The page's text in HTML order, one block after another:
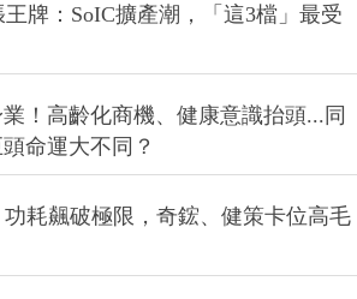
王牌：SoIC擴產潮，「這3檔」最受
！高齡化商機、健康意識抬頭...同
命運大不同？
耗飆破極限，奇鋐、健策卡位高毛